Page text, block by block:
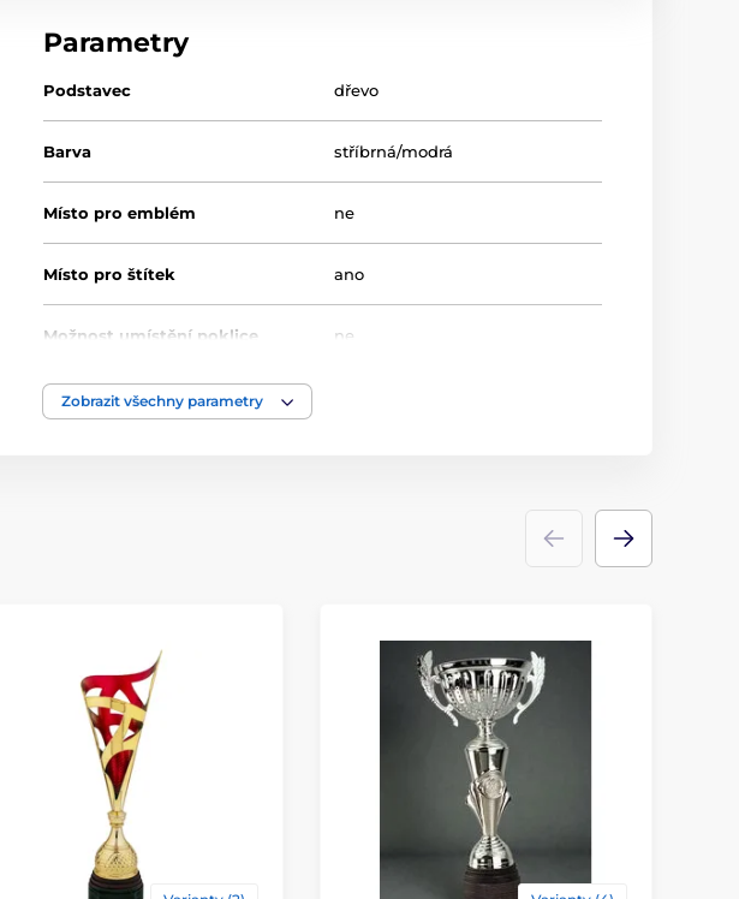
Parametry
Podstavec dřevo
Barva stříbrná/modrá
Místo pro emblém ne
Místo pro štítek ano
Možnost umístění poklice ne
Výška cm
Zobrazit všechny parametry